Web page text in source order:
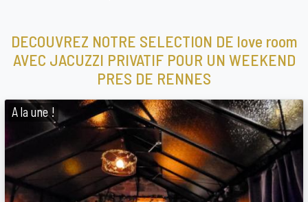
DECOUVREZ NOTRE SELECTION DE love room
AVEC JACUZZI PRIVATIF POUR UN WEEKEND
PRES DE RENNES
A la une !